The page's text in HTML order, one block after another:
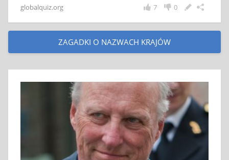
globalquiz.org 0
7
ZAGADKI O NAZWACH KRAJÓW